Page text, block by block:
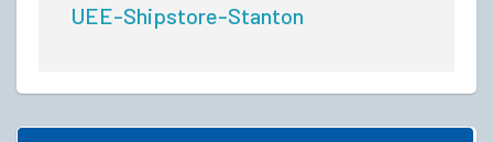
UEE-Shipstore-Stanton